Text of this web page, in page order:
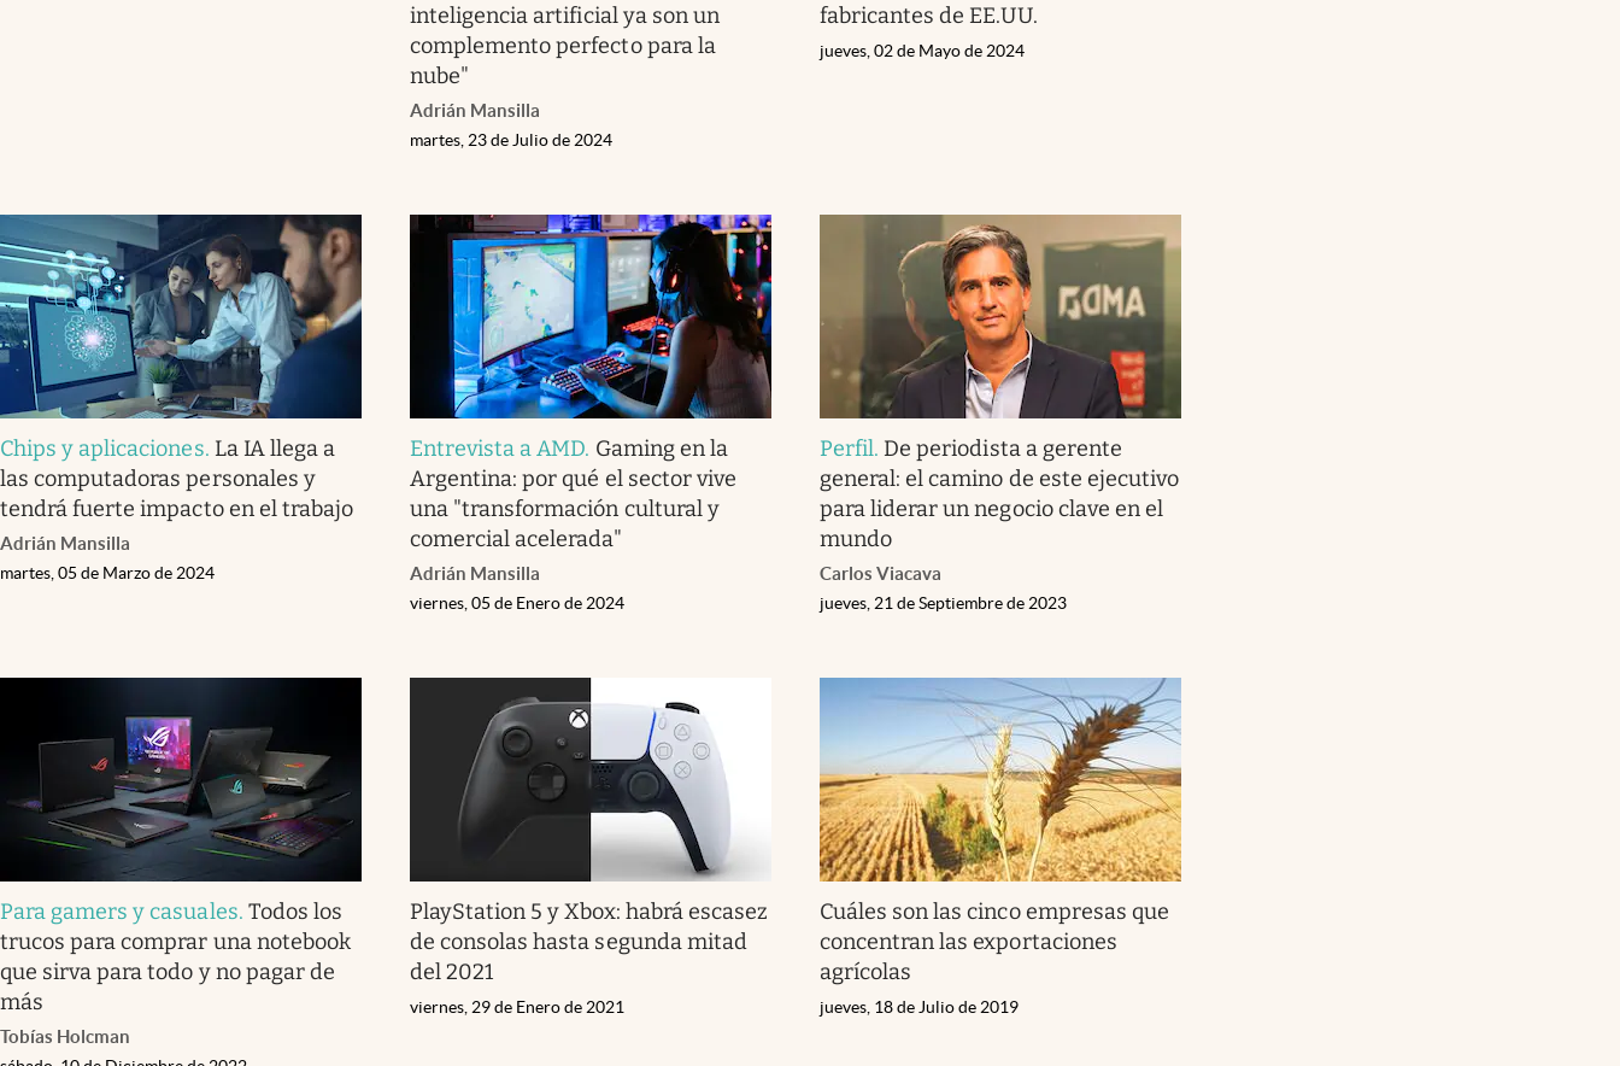
inteligencia artificial ya son un
complemento perfecto para la
nube"
Adrián Mansilla
martes, 23 de Julio de 2024
fabricantes de EE.UU.
jueves, 02 de Mayo de 2024
Chips y aplicaciones. La IA llega a
las computadoras personales y
tendrá fuerte impacto en el trabajo
Adrián Mansilla
martes, 05 de Marzo de 2024
Entrevista a AMD. Gaming en la
Argentina: por qué el sector vive
una "transformación cultural y
comercial acelerada"
Adrián Mansilla
viernes, 05 de Enero de 2024
Perfil. De periodista a gerente
general: el camino de este ejecutivo
para liderar un negocio clave en el
mundo
Carlos Viacava
jueves, 21 de Septiembre de 2023
Para gamers y casuales. Todos los
trucos para comprar una notebook
que sirva para todo y no pagar de
más
Tobías Holcman
PlayStation 5 y Xbox: habrá escasez
de consolas hasta segunda mitad
del 2021
viernes, 29 de Enero de 2021
Cuáles son las cinco empresas que
concentran las exportaciones
agrícolas
jueves, 18 de Julio de 2019